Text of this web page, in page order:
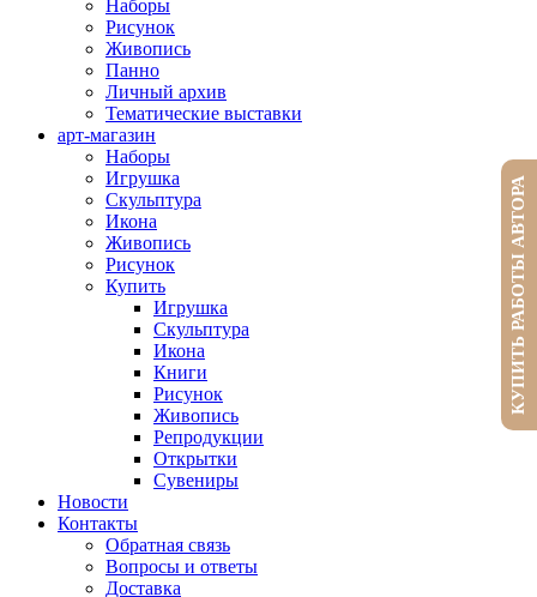
Наборы
Рисунок
Живопись
Панно
Личный архив
Тематические выставки
арт-магазин
Наборы
Игрушка
Скульптура
Икона
Живопись
Рисунок
Купить
Игрушка
Скульптура
Икона
Книги
Рисунок
Живопись
Репродукции
Открытки
Сувениры
Новости
Контакты
Обратная связь
Вопросы и ответы
Доставка
КУПИТЬ РАБОТЫ АВТОРА